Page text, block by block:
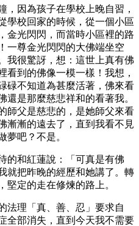
，因為孩子在學校上晚自習，
學校回家的時候，從一個小區
金光閃閃，而當時小區裡的路
一尊金光閃閃的大佛端坐空
我很驚訝，想：這世上真有佛
看到的佛像一模一樣！我想，
碌不知道為甚麼活著，佛來看
還是那麼慈悲祥和的看著我。
師父是慈悲的，是她師父來看
漸的遠去了，直到我看不見
夢吧？不是。
的和紅蓮說：「可真是有佛
就把昨晚的經歷和她講了。轉
堅定的走在修煉的路上。
法理「真、善、忍」要求自
全部消失，直到今天我不需要